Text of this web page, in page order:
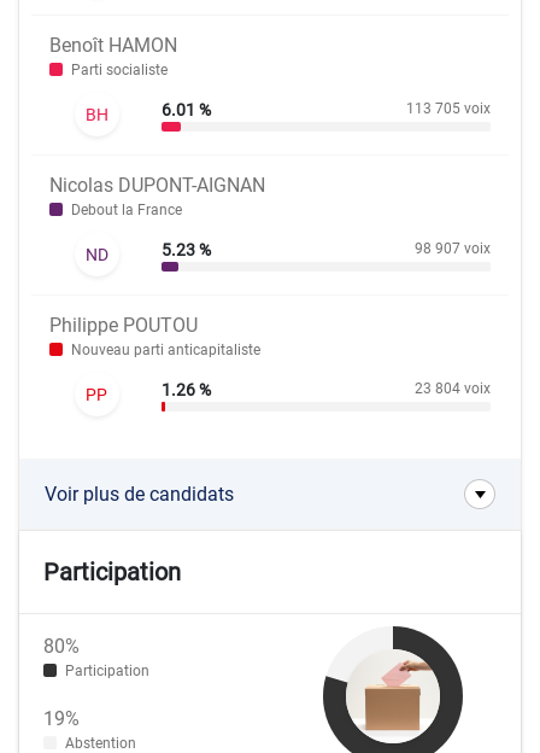
BH
Benoît HAMON
Parti socialiste
6.01 % 113 705 voix
ND
Nicolas DUPONT-AIGNAN
Debout la France
5.23 % 98 907 voix
PP
Philippe POUTOU
Nouveau parti anticapitaliste
1.26 % 23 804 voix
Voir plus de candidats
Participation
80%
Participation
19%
Abstention